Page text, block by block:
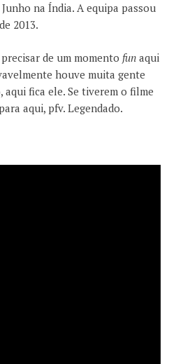
na Índia. A equipa passou
2013.
de um momento fun aqui
houve muita gente
aqui fica ele. Se tiverem o filme
aqui, pfv. Legendado.